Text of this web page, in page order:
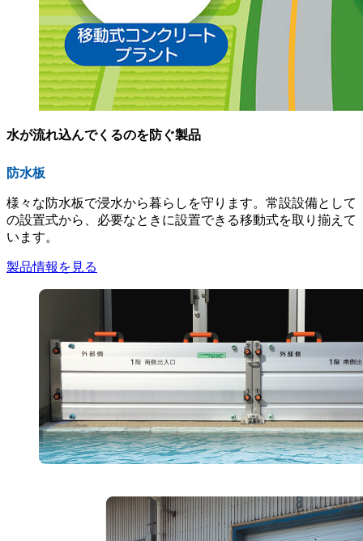
水が流れ込んでくるのを防ぐ製品
防水板
様々な防水板で浸水から暮らしを守ります。常設設備として
の設置式から、必要なときに設置できる移動式を取り揃えて
います。
製品情報を見る